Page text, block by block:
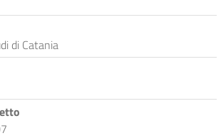
di Catania